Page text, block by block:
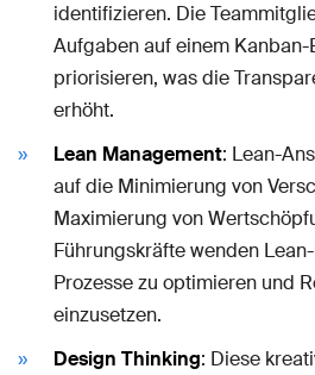
identifizieren. Die
Aufgaben auf einem
priorisieren, was die
erhöht.
Lean Management: Lean-
auf die Minimierung von
Maximierung von
Führungskräfte wenden
Prozesse zu optimieren und
einzusetzen.
Design Thinking: Diese